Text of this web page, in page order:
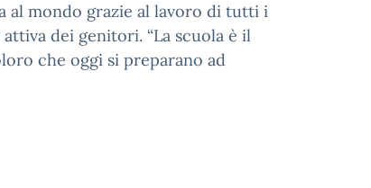
al mondo grazie al lavoro di tutti i
dei genitori. “La scuola è il
che oggi si preparano ad